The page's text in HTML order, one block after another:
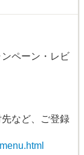
ペーン・レビ
など、ご登録